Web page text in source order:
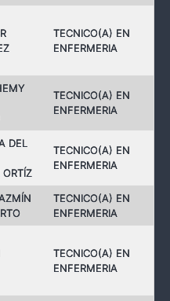
TECNICO(A) EN
ENFERMERIA
TECNICO(A) EN
ENFERMERIA
DEL
TECNICO(A) EN
ENFERMERIA
TECNICO(A) EN
ENFERMERIA
TECNICO(A) EN
ENFERMERIA